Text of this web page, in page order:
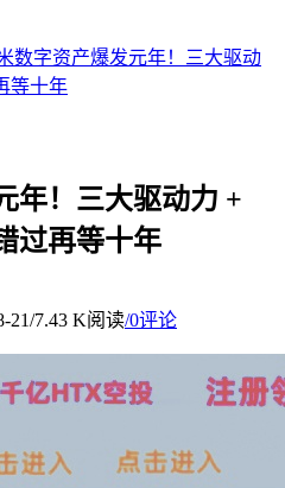
数字资产爆发元年！三大驱动
等十年
年！三大驱动力 +
过再等十年
21/7.43 K阅读/0评论